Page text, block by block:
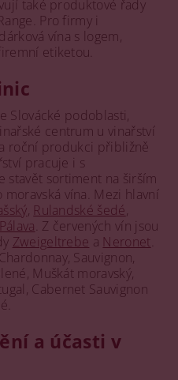
také produktové řady
Pro firmy i
vína s logem,
etiketou.
Slovácké podoblasti,
centrum u vinařství
roční produkci přibližně
pracuje i s
stavět sortiment na širším
vína. Mezi hlavní
, Rulandské šedé,
Pálava . Z červených vín jsou
Zweigeltrebe a Neronet
Sauvignon,
Muškát moravský,
Cabernet Sauvignon
a účasti v